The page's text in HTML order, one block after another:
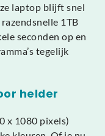
laptop blijft snel
1TB
seconden op en
tegelijk
helder
x 1080 pixels)